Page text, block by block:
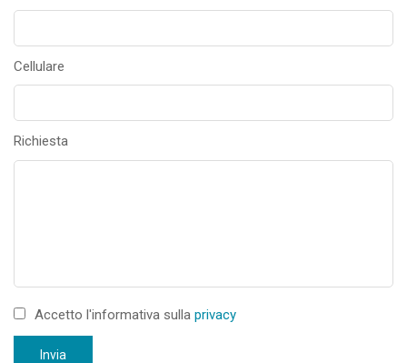
Cellulare
Richiesta
Accetto l'informativa sulla privacy
Invia